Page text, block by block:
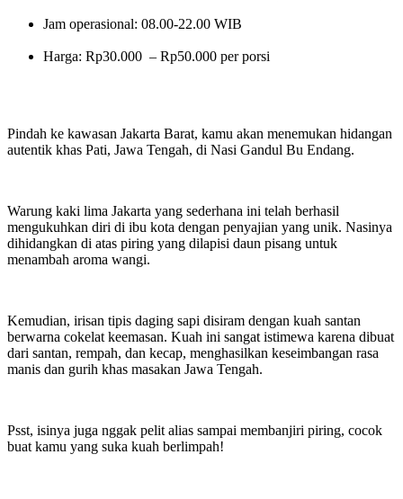
Jam operasional: 08.00-22.00 WIB
Harga: Rp30.000 – Rp50.000 per porsi
Pindah ke kawasan Jakarta Barat, kamu akan menemukan hidangan
autentik khas Pati, Jawa Tengah, di Nasi Gandul Bu Endang.
Warung kaki lima Jakarta yang sederhana ini telah berhasil
mengukuhkan diri di ibu kota dengan penyajian yang unik. Nasinya
dihidangkan di atas piring yang dilapisi daun pisang untuk
menambah aroma wangi.
Kemudian, irisan tipis daging sapi disiram dengan kuah santan
berwarna cokelat keemasan. Kuah ini sangat istimewa karena dibuat
dari santan, rempah, dan kecap, menghasilkan keseimbangan rasa
manis dan gurih khas masakan Jawa Tengah.
Psst, isinya juga nggak pelit alias sampai membanjiri piring, cocok
buat kamu yang suka kuah berlimpah!